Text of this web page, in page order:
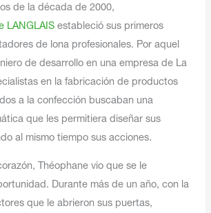
de la década de 2000,
LANGLAIS estableció sus primeros
de lona profesionales. Por aquel
de desarrollo en una empresa de La
en la fabricación de productos
a la confección buscaban una
que les permitiera diseñar sus
al mismo tiempo sus acciones.
Théophane vio que se le
Durante más de un año, con la
que le abrieron sus puertas,